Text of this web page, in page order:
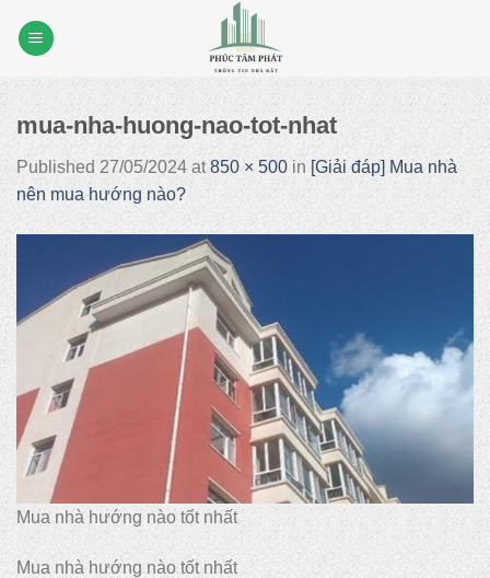
mua-nha-huong-nao-tot-nhat
Published 27/05/2024 at850 × 500 in[Giải đáp] Mua nhà
nên mua hướng nào?
Mua nhà hướng nào tốt nhất
Mua nhà hướng nào tốt nhất